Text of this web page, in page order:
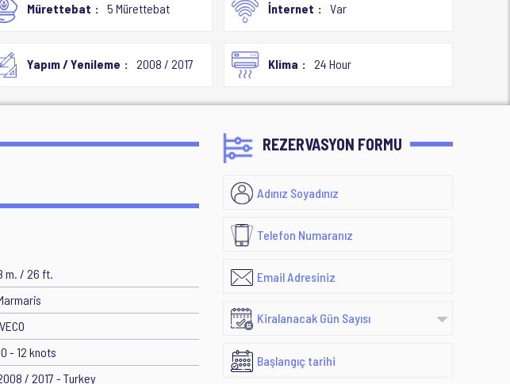
Mürettebat 5 Mürettebat İnternet Var
Yapım / Yenileme 2008 / 2017 Klima 24 Hour
m. / 26 ft.
- 12 knots
/ 2017 - Turkey
REZERVASYON FORMU